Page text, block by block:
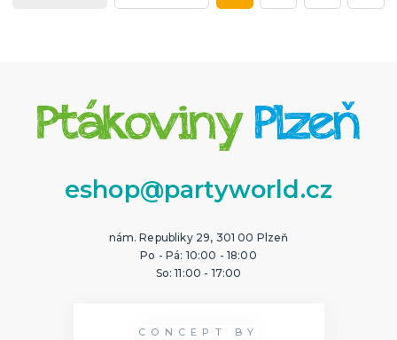
eshop@partyworld.cz
nám. Republiky 29, 301 00 Plzeň
Po - Pá: 10:00 - 18:00
So: 11:00 - 17:00
CONCEPT BY